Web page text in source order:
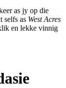
as jy op die
selfs as West Acres
en lekke vinnig